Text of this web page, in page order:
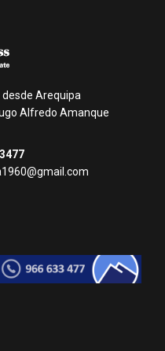
Arequipa
Alfredo Amanque